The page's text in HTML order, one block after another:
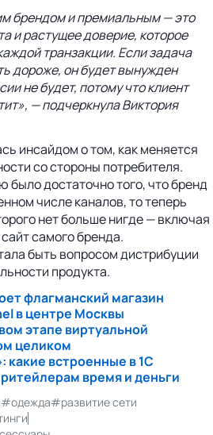
брендом и премиальным — это
и растущее доверие, которое
транзакции. Если задача
дороже, он будет вынужден
не будет, потому что клиент
— подчеркнула Виктория
инсайдом о том, как меняется
со стороны потребителя.
было достаточно того, что бренд
числе каналов, то теперь
нет больше нигде — включая
самого бренда.
быть вопросом дистрибуции
продукта.
флагманский магазин
в центре Москвы
этапе виртуальной
целиком
какие встроенные в 1С
время и деньги
#одежда#развитие сети